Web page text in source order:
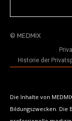
© MEDMIX
Historie der
Die Inhalte von
Bildungszwecken. Die